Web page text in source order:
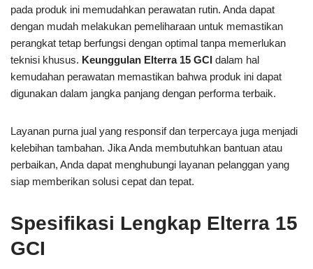
pada produk ini memudahkan perawatan rutin. Anda dapat
dengan mudah melakukan pemeliharaan untuk memastikan
perangkat tetap berfungsi dengan optimal tanpa memerlukan
teknisi khusus. Keunggulan Elterra 15 GCI dalam hal
kemudahan perawatan memastikan bahwa produk ini dapat
digunakan dalam jangka panjang dengan performa terbaik.
Layanan purna jual yang responsif dan terpercaya juga menjadi
kelebihan tambahan. Jika Anda membutuhkan bantuan atau
perbaikan, Anda dapat menghubungi layanan pelanggan yang
siap memberikan solusi cepat dan tepat.
Spesifikasi Lengkap Elterra 15
GCI